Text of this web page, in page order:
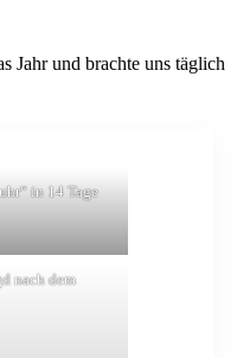
Jahr und brachte uns täglich
in 14 Tage
nach dem